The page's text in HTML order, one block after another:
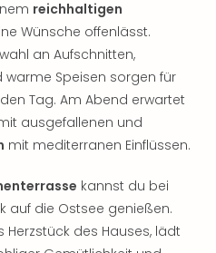
reichhaltigen
Wünsche offenlässt.
an Aufschnitten,
Speisen sorgen für
Tag. Am Abend erwartet
ausgefallenen und
mit mediterranen Einflüssen.
kannst du bei
auf die Ostsee genießen.
Herzstück des Hauses, lädt